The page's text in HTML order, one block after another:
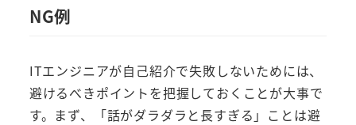
NG例
ITエンジニアが自己紹介で失敗しないためには、
避けるべきポイントを把握しておくことが大事で
す。まず、「話がダラダラと長すぎる」ことは避